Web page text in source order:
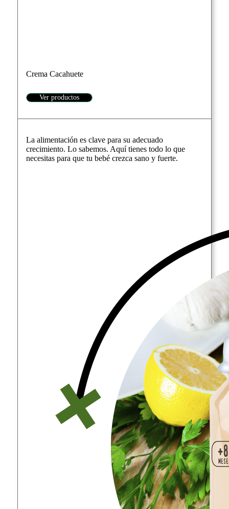
Crema Cacahuete
Ver productos
La alimentación es clave para su adecuado
crecimiento. Lo sabemos. Aquí tienes todo lo que
necesitas para que tu bebé crezca sano y fuerte.